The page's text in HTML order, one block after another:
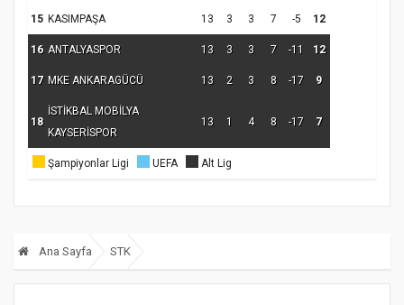
15 KASIMPAŞA 13 3 3 7 -5 12
16 ANTALYASPOR 13 3 3 7 -11 12
17 MKE ANKARAGÜCÜ 13 2 3 8 -17 9
18
İSTİKBAL MOBİLYA
KAYSERİSPOR
13 1 4 8 -17 7
Şampiyonlar Ligi UEFA Alt Lig
Ana Sayfa STK